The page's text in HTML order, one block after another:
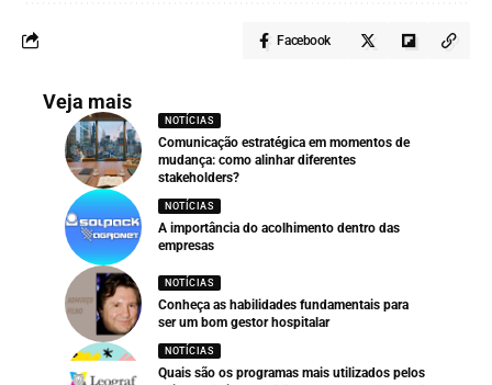
Facebook
Veja mais
NOTÍCIAS
Comunicação estratégica em momentos de
mudança: como alinhar diferentes
stakeholders?
NOTÍCIAS
A importância do acolhimento dentro das
empresas
NOTÍCIAS
Conheça as habilidades fundamentais para
ser um bom gestor hospitalar
NOTÍCIAS
Quais são os programas mais utilizados pelos